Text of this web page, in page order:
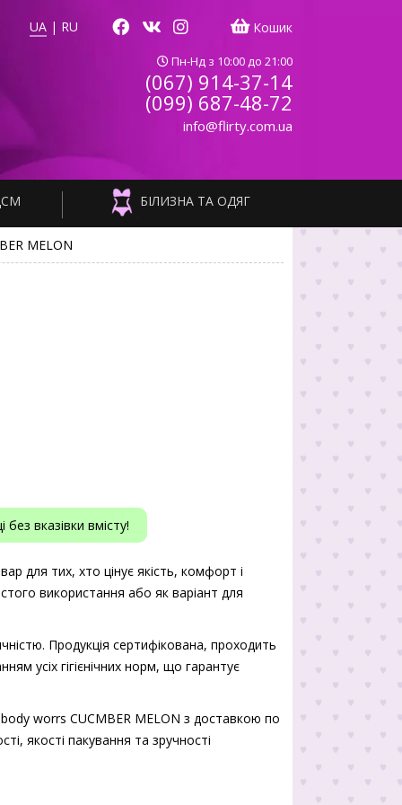
UA | RU Кошик
Пн-Нд з 10:00 до 21:00
(067) 914-37-14
(099) 687-48-72
info@flirty.com.ua
БІЛИЗНА ТА ОДЯГ
MELON
вказівки вмісту!
для тих, хто цінує якість, комфорт і
використання або як варіант для
Продукція сертифікована, проходить
усіх гігієнічних норм, що гарантує
worrs CUCMBER MELON з доставкою по
якості пакування та зручності